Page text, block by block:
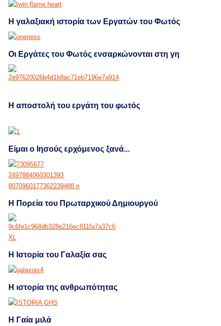
Η γαλαξιακή ιστορία των Εργατών του Φωτός
Οι Εργάτες του Φωτός ενσαρκώνονται στη γη
H αποστολή του εργάτη του φωτός
Είμαι ο Ιησούς ερχόμενος ξανά...
Η Πορεία του Πρωταρχικού Δημιουργού
Η Ιστορία του Γαλαξία σας
Η ιστορία της ανθρωπότητας
Η Γαία μιλά